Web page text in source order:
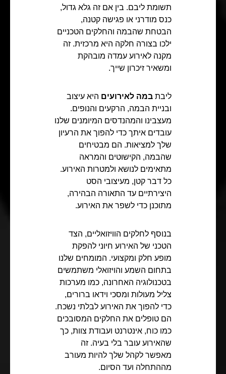
תשומת ליבם. בין אם זה גלא גדול,
כנס מודרני או פגישה קטנה,
הבטחת שהבמה והחלקים הטכניים
ילכו בצורה חלקה היא מרכזית. זה
מקנה לאירוע עמדה מובהקת
ומשאיר זיכרון שייך.
ליבת במה לאירועים היא עיצוב
ובניית הבמה, הרקעים והנופים.
מעצבינו והמהנדסים המיומנים שלנו
עובדים איתך כדי להפוך את הרעיון
שלך למציאות. הם מבטיחים
שהבמה, הקישוטים והמראה
מתאימים לנושא ולמטרות האירוע.
כל דבר קטן, מעיצובי הסט
היצירתיים עד התאורה הבהירה,
מתוכנן כדי לשפר את האירוע.
בנוסף לחלקים הוויזואליים, הצד
הטכני של האירוע חיוני להפקת
מופע חלק ומקצועי. המומחים שלנו
בתחום השמע והויזואלי משתמשים
בטכנולוגיה האחרונה, כמו מערכות
צליל מעולות ומסכי וידאו ברורים,
כדי להפוך את האירוע לבלתי נשכח.
הם טופלים את החלקים המסובכים
כמו כוח, אינטרנט ועבודת צוות, כך
שהאירוע עובר בלי בעיה. זה
מאפשר לקהל שלך להיות מעורב
מההתחלה ועד הסיום.